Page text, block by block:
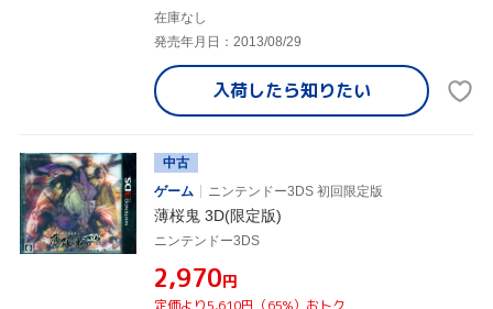
在庫なし
発売年月日：2013/08/29
入荷したら知りたい
中古
ゲーム
ニンテンドー3DS 初回限定版
薄桜鬼 3D(限定版)
ニンテンドー3DS
¥2,970円
定価より5,610円（65%）おトク